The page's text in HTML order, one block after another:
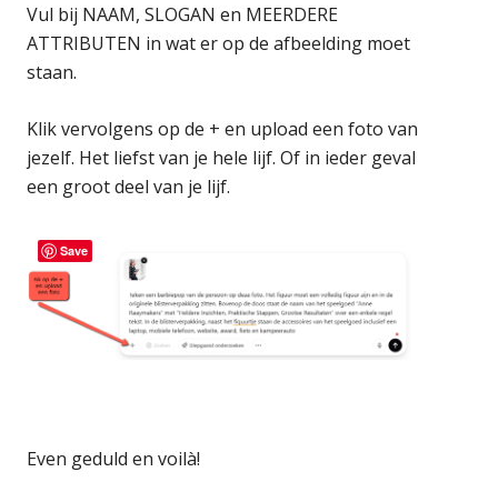
Vul bij NAAM, SLOGAN en MEERDERE
ATTRIBUTEN in wat er op de afbeelding moet
staan.
Klik vervolgens op de + en upload een foto van
jezelf. Het liefst van je hele lijf. Of in ieder geval
een groot deel van je lijf.
Even geduld en voilà!
Save